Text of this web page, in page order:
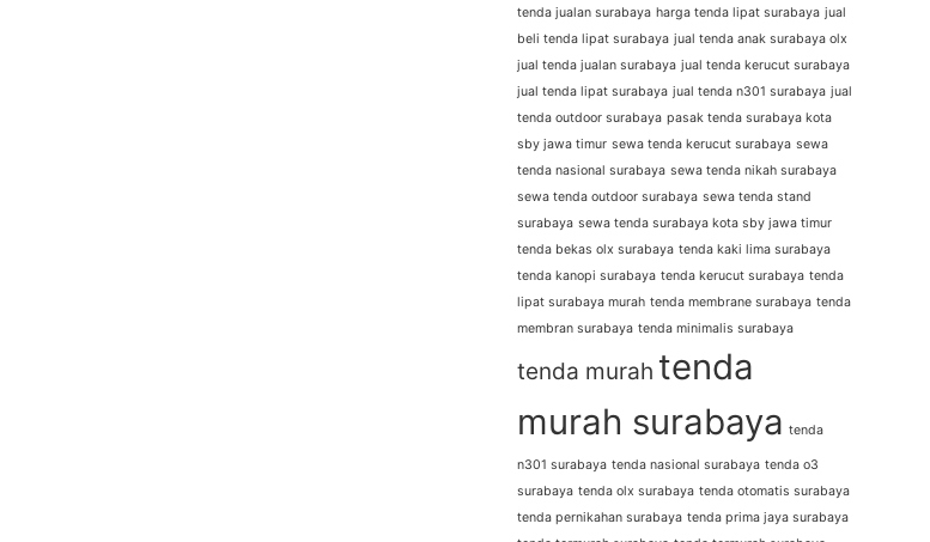
tenda jualan surabaya harga tenda lipat surabaya jual
beli tenda lipat surabaya jual tenda anak surabaya olx
jual tenda jualan surabaya jual tenda kerucut surabaya
jual tenda lipat surabaya jual tenda n301 surabaya jual
tenda outdoor surabaya pasak tenda surabaya kota
sby jawa timur sewa tenda kerucut surabaya sewa
tenda nasional surabaya sewa tenda nikah surabaya
sewa tenda outdoor surabaya sewa tenda stand
surabaya sewa tenda surabaya kota sby jawa timur
tenda bekas olx surabaya tenda kaki lima surabaya
tenda kanopi surabaya tenda kerucut surabaya tenda
lipat surabaya murah tenda membrane surabaya tenda
membran surabaya tenda minimalis surabaya
tenda murah tenda
murah surabaya tenda
n301 surabaya tenda nasional surabaya tenda o3
surabaya tenda olx surabaya tenda otomatis surabaya
tenda pernikahan surabaya tenda prima jaya surabaya